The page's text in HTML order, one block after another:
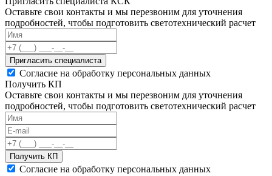
Оставьте свои контакты и мы перезвоним для уточнения
подробностей, чтобы подготовить светотехнический расчет
Пригласить специалиста
Согласие на обработку персональных данных
Получить КП
Оставьте свои контакты и мы перезвоним для уточнения
подробностей, чтобы подготовить светотехнический расчет
Получить КП
Согласие на обработку персональных данных